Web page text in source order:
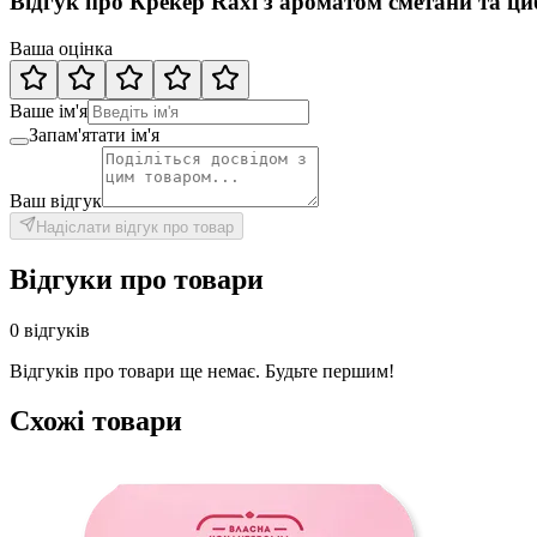
Ваша оцінка
Ваше ім'я
Запам'ятати ім'я
Ваш відгук
Надіслати відгук про товар
Відгуки про товари
0 відгуків
Відгуків про товари ще немає. Будьте першим!
Схожі товари